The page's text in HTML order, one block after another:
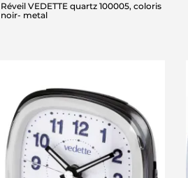
Réveil VEDETTE quartz 100005, coloris
noir- metal